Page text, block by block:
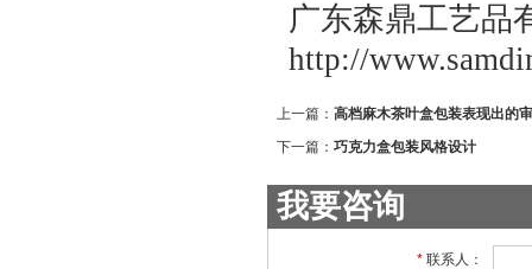
广东森鼎工艺品
http://
上一篇： 高档麻木茶叶盒包装表现出的
下一篇： 巧克力盒包装风格设计
我要咨询
* 联系人：